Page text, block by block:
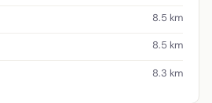
8.5 km
8.5 km
8.3 km